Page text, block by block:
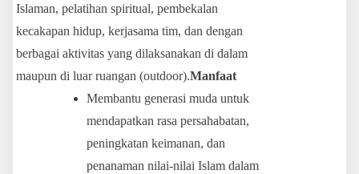
Islaman, pelatihan spiritual, pembekalan
kecakapan hidup, kerjasama tim, dan dengan
berbagai aktivitas yang dilaksanakan di dalam
maupun di luar ruangan (outdoor).Manfaat
Membantu generasi muda untuk
mendapatkan rasa persahabatan,
peningkatan keimanan, dan
penanaman nilai-nilai Islam dalam